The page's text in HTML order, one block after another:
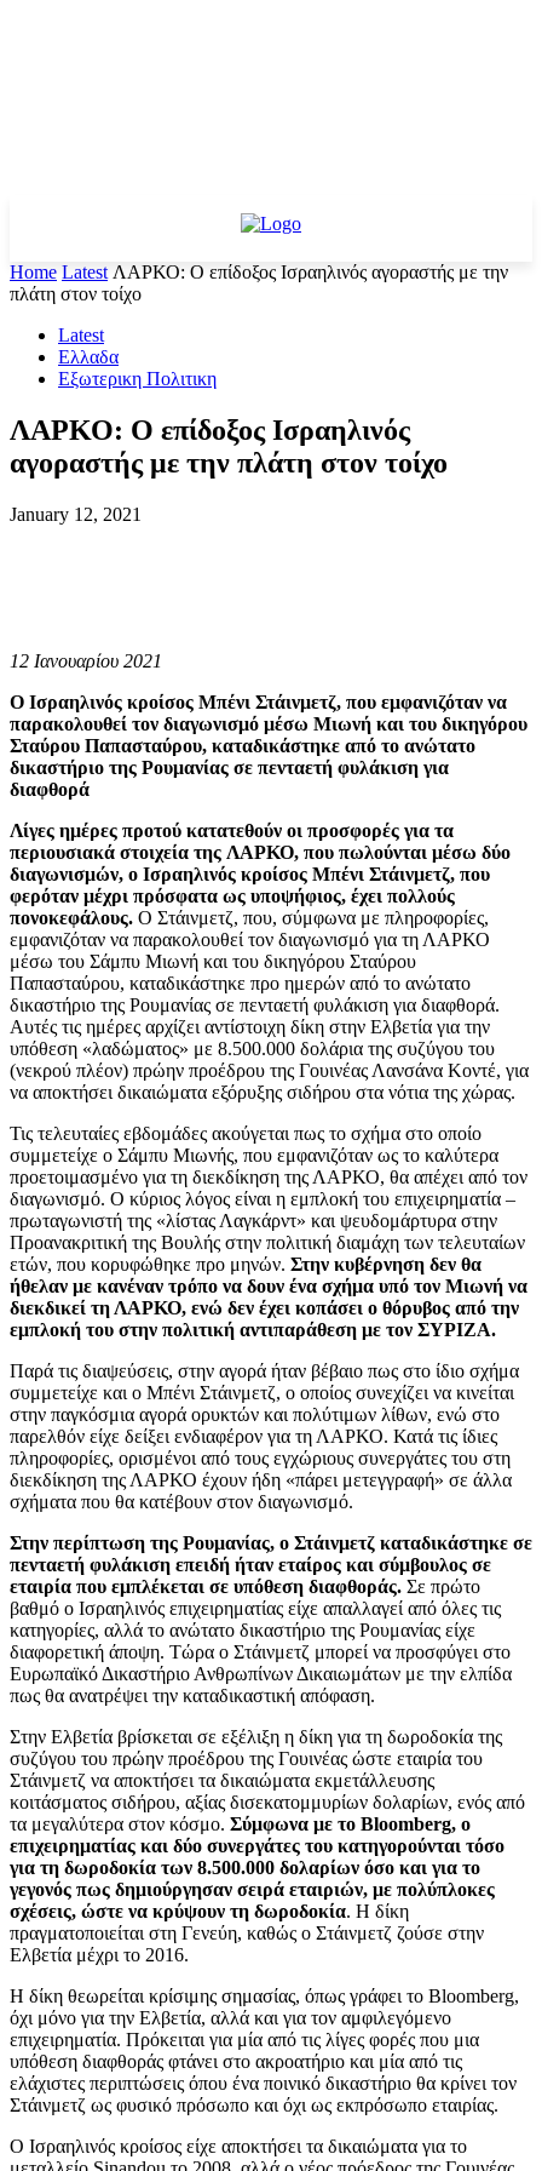
Home Latest ΛΑΡΚΟ: Ο επίδοξος Ισραηλινός αγοραστής με την
πλάτη στον τοίχο
Latest
Ελλαδα
Εξωτερικη Πολιτικη
ΛΑΡΚΟ: Ο επίδοξος Ισραηλινός
αγοραστής με την πλάτη στον τοίχο
January 12, 2021
12 Ιανουαρίου 2021
Ο Ισραηλινός κροίσος Μπένι Στάινμετζ, που εμφανιζόταν να
παρακολουθεί τον διαγωνισμό μέσω Μιωνή και του δικηγόρου
Σταύρου Παπασταύρου, καταδικάστηκε από το ανώτατο
δικαστήριο της Ρουμανίας σε πενταετή φυλάκιση για
διαφθορά
Λίγες ημέρες προτού κατατεθούν οι προσφορές για τα
περιουσιακά στοιχεία της ΛΑΡΚΟ, που πωλούνται μέσω δύο
διαγωνισμών, ο Ισραηλινός κροίσος Μπένι Στάινμετζ, που
φερόταν μέχρι πρόσφατα ως υποψήφιος, έχει πολλούς
πονοκεφάλους. Ο Στάινμετζ, που, σύμφωνα με πληροφορίες,
εμφανιζόταν να παρακολουθεί τον διαγωνισμό για τη ΛΑΡΚΟ
μέσω του Σάμπυ Μιωνή και του δικηγόρου Σταύρου
Παπασταύρου, καταδικάστηκε προ ημερών από το ανώτατο
δικαστήριο της Ρουμανίας σε πενταετή φυλάκιση για διαφθορά.
Αυτές τις ημέρες αρχίζει αντίστοιχη δίκη στην Ελβετία για την
υπόθεση «λαδώματος» με 8.500.000 δολάρια της συζύγου του
(νεκρού πλέον) πρώην προέδρου της Γουινέας Λανσάνα Κοντέ, για
να αποκτήσει δικαιώματα εξόρυξης σιδήρου στα νότια της χώρας.
Τις τελευταίες εβδομάδες ακούγεται πως το σχήμα στο οποίο
συμμετείχε ο Σάμπυ Μιωνής, που εμφανιζόταν ως το καλύτερα
προετοιμασμένο για τη διεκδίκηση της ΛΑΡΚΟ, θα απέχει από τον
διαγωνισμό. Ο κύριος λόγος είναι η εμπλοκή του επιχειρηματία –
πρωταγωνιστή της «λίστας Λαγκάρντ» και ψευδομάρτυρα στην
Προανακριτική της Βουλής στην πολιτική διαμάχη των τελευταίων
ετών, που κορυφώθηκε προ μηνών. Στην κυβέρνηση δεν θα
ήθελαν με κανέναν τρόπο να δουν ένα σχήμα υπό τον Μιωνή να
διεκδικεί τη ΛΑΡΚΟ, ενώ δεν έχει κοπάσει ο θόρυβος από την
εμπλοκή του στην πολιτική αντιπαράθεση με τον ΣΥΡΙΖΑ.
Παρά τις διαψεύσεις, στην αγορά ήταν βέβαιο πως στο ίδιο σχήμα
συμμετείχε και ο Μπένι Στάινμετζ, ο οποίος συνεχίζει να κινείται
στην παγκόσμια αγορά ορυκτών και πολύτιμων λίθων, ενώ στο
παρελθόν είχε δείξει ενδιαφέρον για τη ΛΑΡΚΟ. Κατά τις ίδιες
πληροφορίες, ορισμένοι από τους εγχώριους συνεργάτες του στη
διεκδίκηση της ΛΑΡΚΟ έχουν ήδη «πάρει μετεγγραφή» σε άλλα
σχήματα που θα κατέβουν στον διαγωνισμό.
Στην περίπτωση της Ρουμανίας, ο Στάινμετζ καταδικάστηκε σε
πενταετή φυλάκιση επειδή ήταν εταίρος και σύμβουλος σε
εταιρία που εμπλέκεται σε υπόθεση διαφθοράς. Σε πρώτο
βαθμό ο Ισραηλινός επιχειρηματίας είχε απαλλαγεί από όλες τις
κατηγορίες, αλλά το ανώτατο δικαστήριο της Ρουμανίας είχε
διαφορετική άποψη. Τώρα ο Στάινμετζ μπορεί να προσφύγει στο
Ευρωπαϊκό Δικαστήριο Ανθρωπίνων Δικαιωμάτων με την ελπίδα
πως θα ανατρέψει την καταδικαστική απόφαση.
Στην Ελβετία βρίσκεται σε εξέλιξη η δίκη για τη δωροδοκία της
συζύγου του πρώην προέδρου της Γουινέας ώστε εταιρία του
Στάινμετζ να αποκτήσει τα δικαιώματα εκμετάλλευσης
κοιτάσματος σιδήρου, αξίας δισεκατομμυρίων δολαρίων, ενός από
τα μεγαλύτερα στον κόσμο. Σύμφωνα με το Bloomberg, ο
επιχειρηματίας και δύο συνεργάτες του κατηγορούνται τόσο
για τη δωροδοκία των 8.500.000 δολαρίων όσο και για το
γεγονός πως δημιούργησαν σειρά εταιριών, με πολύπλοκες
σχέσεις, ώστε να κρύψουν τη δωροδοκία. Η δίκη
πραγματοποιείται στη Γενεύη, καθώς ο Στάινμετζ ζούσε στην
Ελβετία μέχρι το 2016.
Η δίκη θεωρείται κρίσιμης σημασίας, όπως γράφει το Bloomberg,
όχι μόνο για την Ελβετία, αλλά και για τον αμφιλεγόμενο
επιχειρηματία. Πρόκειται για μία από τις λίγες φορές που μια
υπόθεση διαφθοράς φτάνει στο ακροατήριο και μία από τις
ελάχιστες περιπτώσεις όπου ένα ποινικό δικαστήριο θα κρίνει τον
Στάινμετζ ως φυσικό πρόσωπο και όχι ως εκπρόσωπο εταιρίας.
Ο Ισραηλινός κροίσος είχε αποκτήσει τα δικαιώματα για το